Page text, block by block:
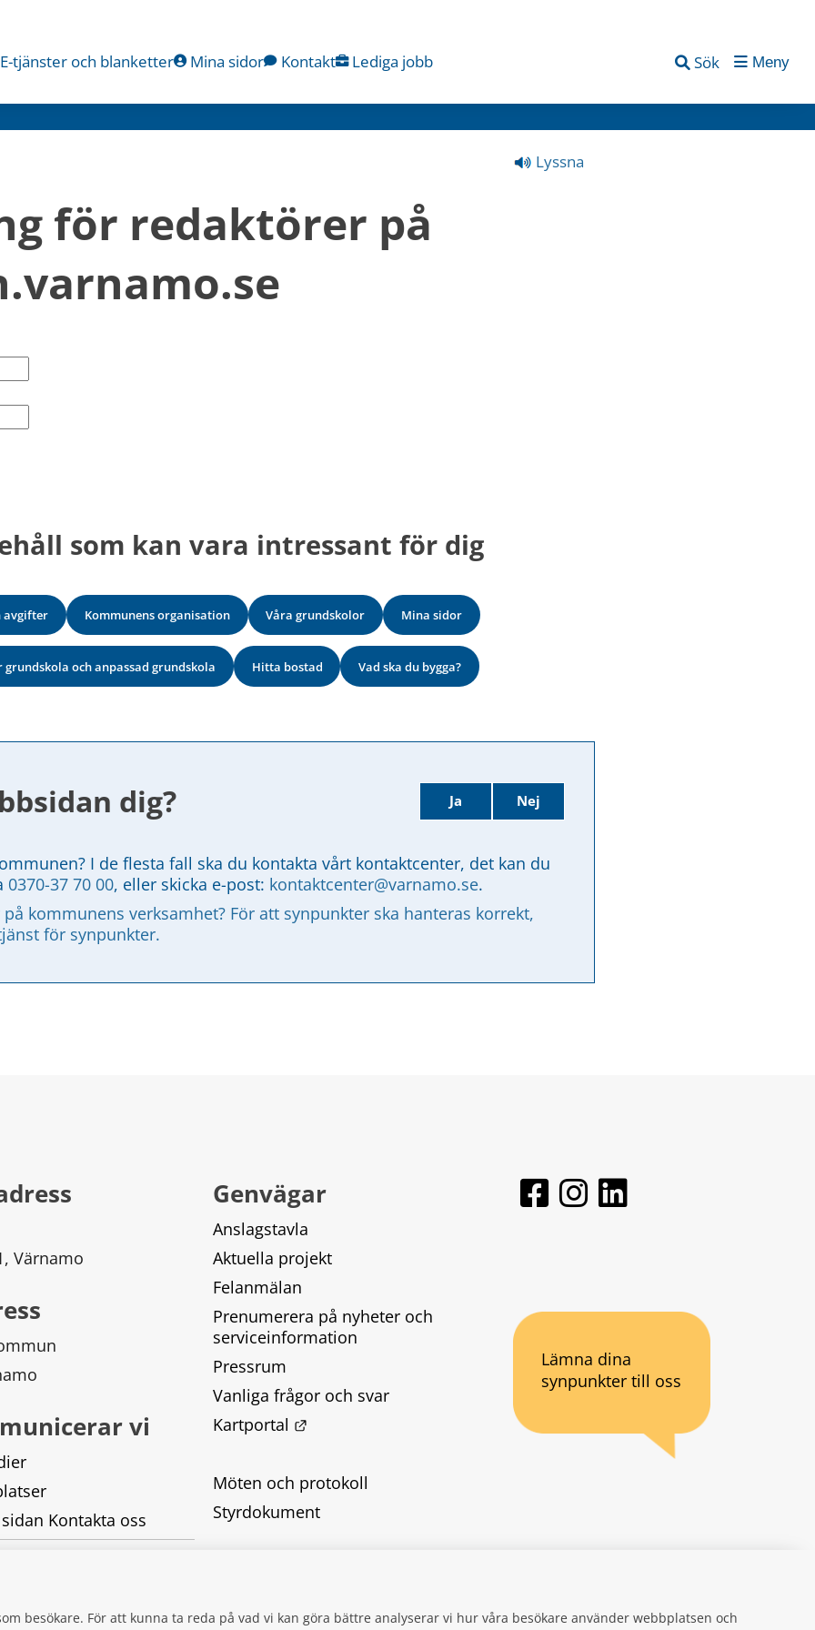
besökare. För att kunna ta reda på vad vi kan göra bättre analyserar vi hur våra besökare använder webbplatsen och
E-tjänster och blanketter Mina sidor Kontakt Lediga jobb Sök Meny
Lyssna
för redaktörer på
som kan vara intressant för dig
avgifter Kommunens organisation Våra grundskolor Mina sidor
grundskola och anpassad grundskola Hitta bostad Vad ska du bygga?
dig? Ja Nej
I de flesta fall ska du kontakta vårt kontaktcenter, det kan du
0370-37 70 00, eller skicka e-post: kontaktcenter@varnamo.se.
kommunens verksamhet? För att synpunkter ska hanteras korrekt,
för synpunkter.
Värnamo
vi
Kontakta oss
Genvägar
Anslagstavla
Aktuella projekt
Felanmälan
Prenumerera på nyheter och
serviceinformation
Pressrum
Vanliga frågor och svar
Kartportal
Möten och protokoll
Styrdokument
Lämna dina
synpunkter till oss